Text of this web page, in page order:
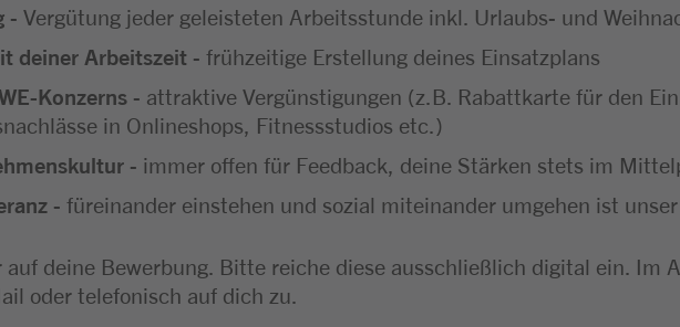
- Vergütung jeder geleisteten Arbeitsstunde inkl. Urlaubs- und
deiner Arbeitszeit - frühzeitige Erstellung deines Einsatzplans
Konzerns - attraktive Vergünstigungen (z.B. Rabattkarte für den
in Onlineshops, Fitnessstudios etc.)
- immer offen für Feedback, deine Stärken stets im
- füreinander einstehen und sozial miteinander umgehen ist
auf deine Bewerbung. Bitte reiche diese ausschließlich digital ein. Im
oder telefonisch auf dich zu.